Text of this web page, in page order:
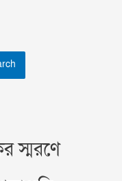
স্মরণে